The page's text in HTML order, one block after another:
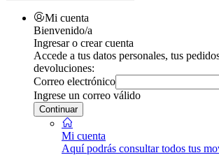
Mi cuenta
Bienvenido/a
Ingresar o crear cuenta
Accede a tus datos personales, tus
devoluciones:
Correo electrónico
Ingrese un correo válido
Continuar
Mi cuenta
Aquí podrás consultar todos tus